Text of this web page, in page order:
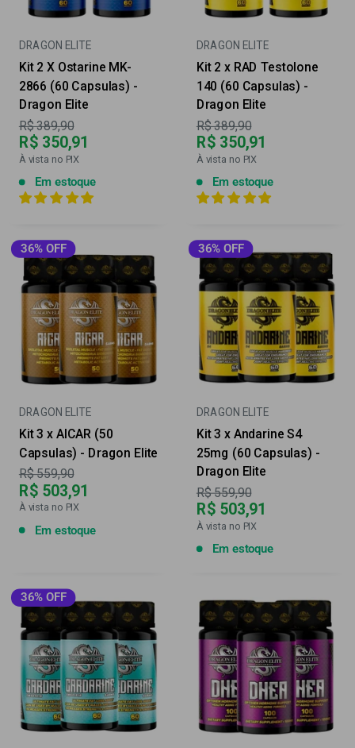
DRAGON ELITE
Kit 2 X Ostarine MK-
2866 (60 Capsulas) -
Dragon Elite
Preço
R$ 389,90
R$ 350,91
À vista no PIX
Em estoque
DRAGON ELITE
Kit 2 x RAD Testolone
140 (60 Capsulas) -
Dragon Elite
Preço
R$ 389,90
R$ 350,91
À vista no PIX
Em estoque
36% OFF
DRAGON ELITE
Kit 3 x AICAR (50
Capsulas) - Dragon Elite
Preço
R$ 559,90
R$ 503,91
À vista no PIX
Em estoque
36% OFF
DRAGON ELITE
Kit 3 x Andarine S4
25mg (60 Capsulas) -
Dragon Elite
Preço
R$ 559,90
R$ 503,91
À vista no PIX
Em estoque
36% OFF